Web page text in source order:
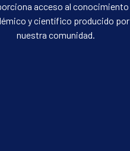
acceso al conocimiento
y científico producido por
nuestra comunidad.